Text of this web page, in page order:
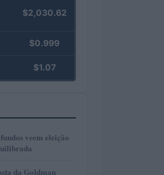
$2,030.62
$0.999
$1.07
fundos veem eleição
da Goldman